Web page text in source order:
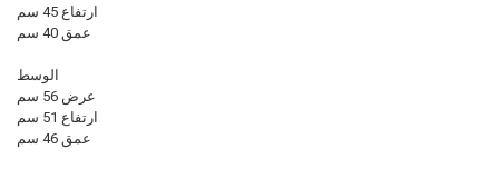
ارتفاع 45 سم
عمق 40 سم
الوسط
عرض 56 سم
ارتفاع 51 سم
عمق 46 سم